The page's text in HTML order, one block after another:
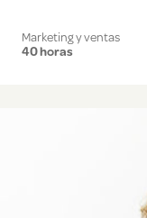
Marketing y ventas
40 horas